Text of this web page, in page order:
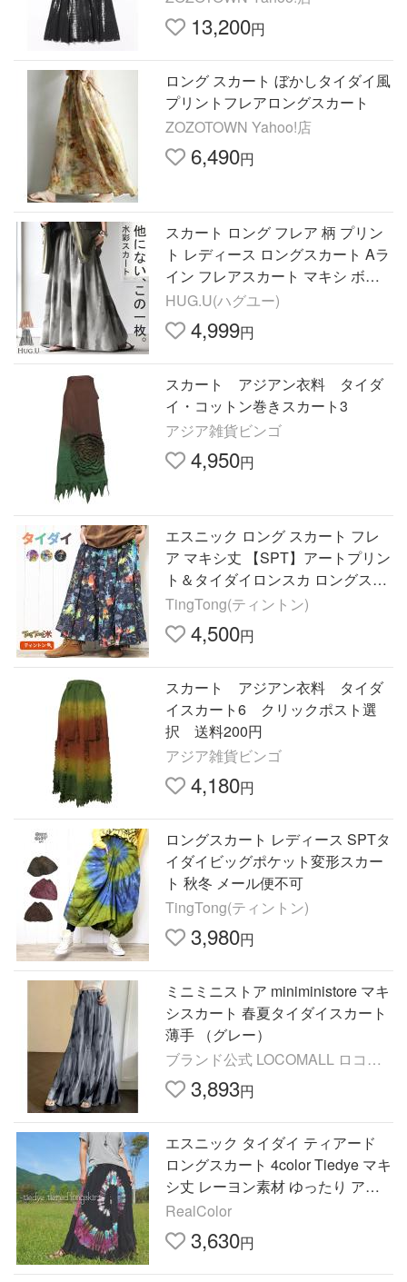
13,200円
ロング スカート ぼかしタイダイ風
プリントフレアロングスカート
ZOZOTOWN Yahoo!店
6,490円
スカート ロング フレア 柄 プリン
ト レディース ロングスカート Aラ
イン フレアスカート マキシ ボト
ムス ボトム ウエストゴム タイダ
イ
HUG.U(ハグユー)
4,999円
スカート アジアン衣料 タイダ
イ・コットン巻きスカート3
アジア雑貨ビンゴ
4,950円
エスニック ロング スカート フレ
ア マキシ丈 【SPT】アートプリン
ト＆タイダイロンスカ ロングスカ
ート フレアスカート 個性派 コー
デ 春夏 秋冬
TingTong(ティントン)
4,500円
スカート アジアン衣料 タイダ
イスカート6 クリックポスト選
択 送料200円
アジア雑貨ビンゴ
4,180円
ロングスカート レディース SPTタ
イダイビッグポケット変形スカー
ト 秋冬 メール便不可
TingTong(ティントン)
3,980円
ミニミニストア miniministore マキ
シスカート 春夏タイダイスカート
薄手 （グレー）
ブランド公式 LOCOMALL ロコモ
ール3,893円
エスニック タイダイ ティアード
ロングスカート 4color Tiedye マキ
シ丈 レーヨン素材 ゆったり アジ
アン レディースファッション
RealColor
3,630円